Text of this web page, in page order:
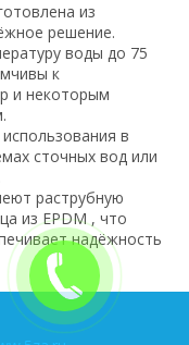
из
решение.
воды до 75
к
и некоторым
в
сточных вод или
раструбную
из EPDM , что
надёжность